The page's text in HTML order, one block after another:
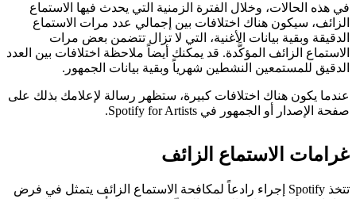
في هذه الحالات، وخلال الفترة الزمنية التي يحدث فيها الاستماع
الزائف، سيكون هناك اختلافات بين إجمالي عدد مرات الاستماع
الدقيقة وبقية بيانات الأغنية، التي لا تزال تتضمن بعض مرات
الاستماع الزائف المؤكَّدة. قد يمكنك أيضاً ملاحظة اختلافات بين العدد
الدقيق للمستمعين النشطين شهرياً وبقية بيانات الجمهور.
عندما يكون هناك اختلافات كبيرة، ستظهر رسالة لإعلامك بذلك على
صفحة الإصدار أو الجمهور في Spotify for Artists.
غرامات الاستماع الزائف
تتخذ Spotify إجراء رادعاً لمكافحة الاستماع الزائف يتمثل في فرض